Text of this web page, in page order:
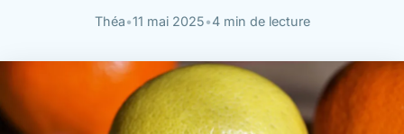
Théa•11 mai 2025•4 min de lecture